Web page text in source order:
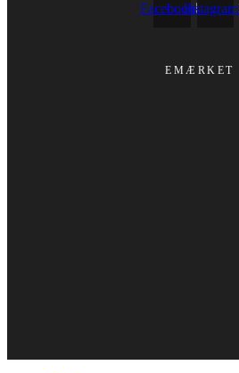
FacebookInstagram
EMÆRKET